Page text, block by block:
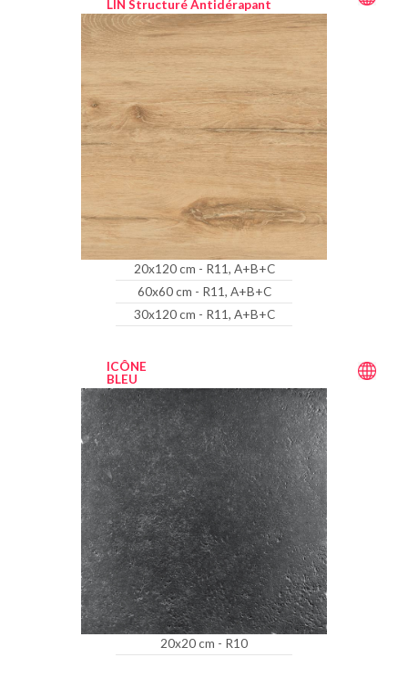
LIN Structuré Antidérapant
20x120 cm - R11, A+B+C
60x60 cm - R11, A+B+C
30x120 cm - R11, A+B+C
ICÔNE
BLEU
20x20 cm - R10